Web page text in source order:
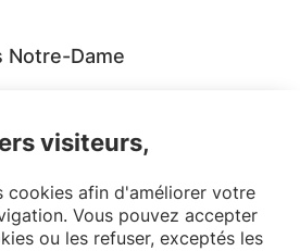
Notre-Dame
visiteurs,
cookies afin d'améliorer votre
Vous pouvez accepter
ou les refuser, exceptés les